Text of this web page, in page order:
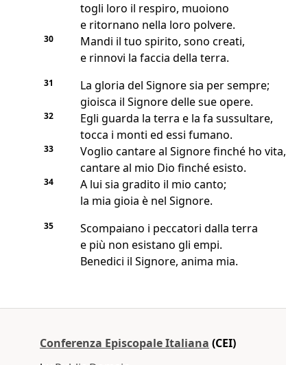
togli loro il respiro, muoiono
e ritornano nella loro polvere.
30
Mandi il tuo spirito, sono creati,
e rinnovi la faccia della terra.
31
La gloria del Signore sia per sempre;
gioisca il Signore delle sue opere.
32
Egli guarda la terra e la fa sussultare,
tocca i monti ed essi fumano.
33
Voglio cantare al Signore finché ho vita,
cantare al mio Dio finché esisto.
34
A lui sia gradito il mio canto;
la mia gioia è nel Signore.
35
Scompaiano i peccatori dalla terra
e più non esistano gli empi.
Benedici il Signore, anima mia.
Conferenza Episcopale Italiana (CEI)